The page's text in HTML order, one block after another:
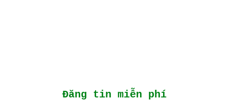
Đăng tin miễn phí